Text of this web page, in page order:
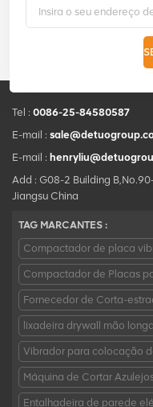
Tel : 0086-25-84580587
E-mail :
E-mail :
Add : G08-2 Building
Jiangsu China
TAG MARCANTES :
Compactador de placa
Compactador de Placas
Fornecedor de Corta-
lixadeira drywall mão longa
Vibrador para colocação
Máquina de Cortar
Entalhadeira de parede